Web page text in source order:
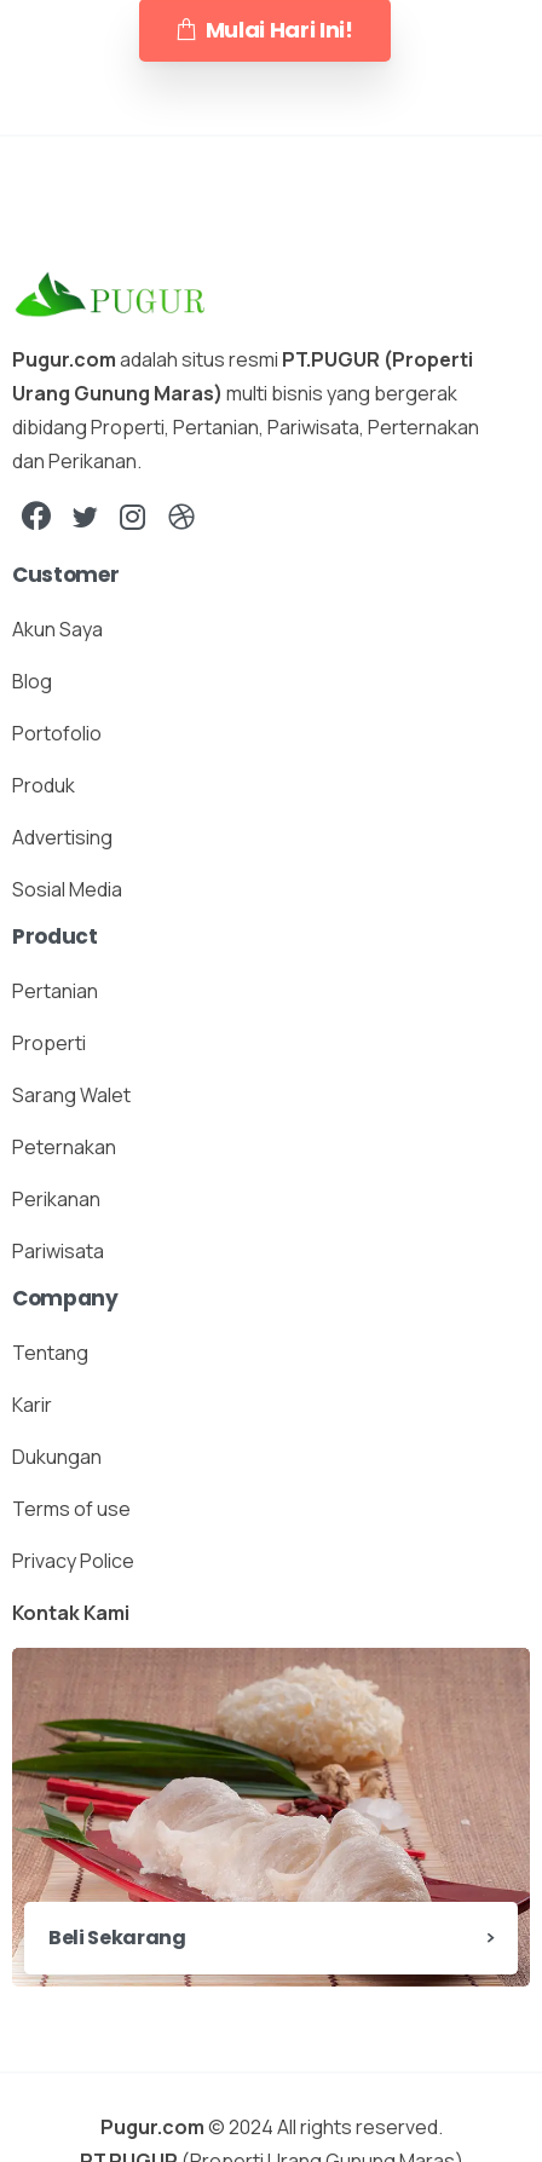
Mulai Hari Ini!
Pugur.comadalah situs resmi PT.PUGUR (Properti
Urang Gunung Maras) multi bisnis yang bergerak
dibidang Properti, Pertanian, Pariwisata, Perternakan
dan Perikanan.
Customer
Akun Saya
Blog
Portofolio
Produk
Advertising
Sosial Media
Product
Pertanian
Properti
Sarang Walet
Peternakan
Perikanan
Pariwisata
Company
Tentang
Karir
Dukungan
Terms of use
Privacy Police
Kontak Kami
Beli Sekarang
Pugur.com© 2024 All rights reserved.